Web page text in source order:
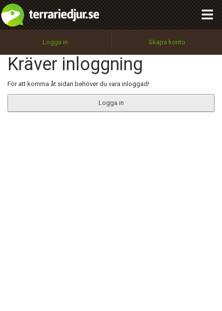
Logga in Skapa konto
Kräver inloggning
För att komma åt sidan behöver du vara inloggad!
Logga in
Utför
100%
OK
integritetspolicy
Namn:
Epost:
Begär nytt lösenord
Tillbaka till förstasidan